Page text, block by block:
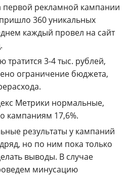
первой рекламной кампании
360 уникальных
каждый провел на сайт
тратится 3-4 тыс. рублей,
ограничение бюджета,
Метрики нормальные,
кампаниям 17,6%.
результаты у кампаний
но по ним пока только
выводы. В случае
минусацию